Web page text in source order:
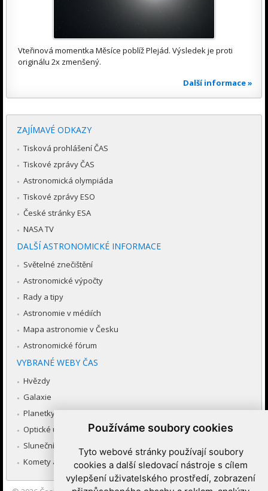
Používáme soubory cookies
Tyto webové stránky používají soubory
cookies a další sledovací nástroje s cílem
vylepšení uživatelského prostředí, zobrazení
Vteřinová momentka Měsíce poblíž Plejád. Výsledek je proti
originálu 2x zmenšený.
Další informace »
ZAJÍMAVÉ ODKAZY
Tisková prohlášení ČAS
Tiskové zprávy ČAS
Astronomická olympiáda
Tiskové zprávy ESO
České stránky ESA
NASA TV
DALŠÍ ASTRONOMICKÉ INFORMACE
Světelné znečištění
Astronomické výpočty
Rady a tipy
Astronomie v médiích
Mapa astronomie v Česku
Astronomické fórum
VYBRANÉ WEBY ČAS
Hvězdy
Galaxie
Planetky
Optické úkazy v atmosféře
Sluneční soustava
Komety a meteory